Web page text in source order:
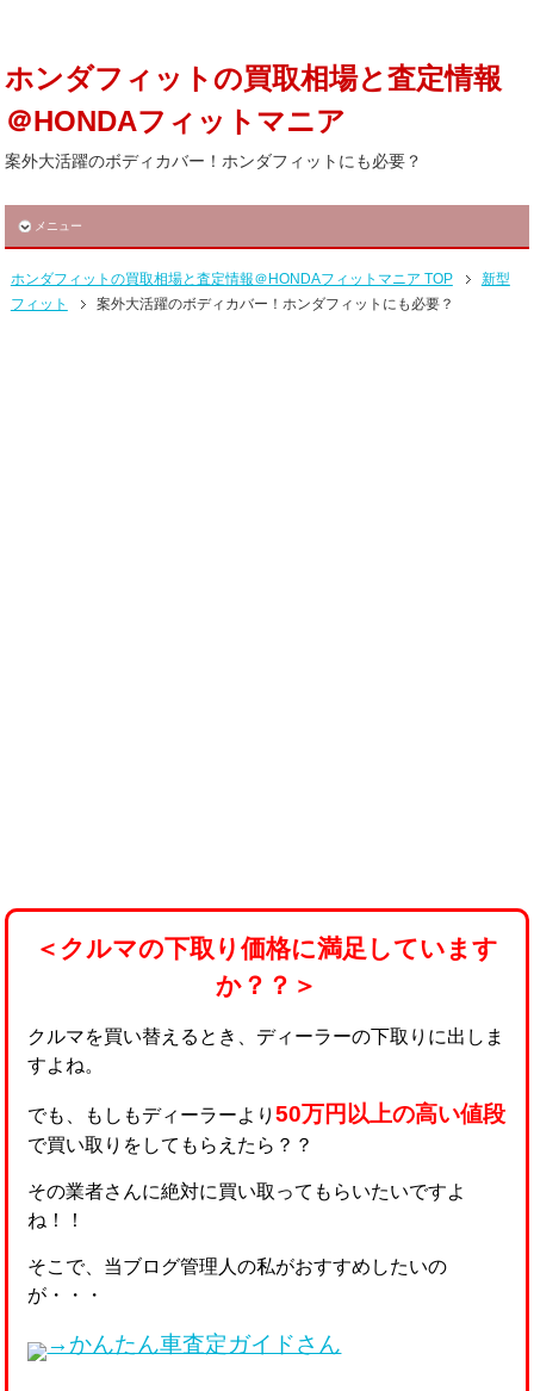
ホンダフィットの買取相場と査定情報
＠HONDAフィットマニア
案外大活躍のボディカバー！ホンダフィットにも必要？
メニュー
ホンダフィットの買取相場と査定情報＠HONDAフィットマニア TOP
新型
フィット
案外大活躍のボディカバー！ホンダフィットにも必要？
＜クルマの下取り価格に満足しています
か？？＞
クルマを買い替えるとき、ディーラーの下取りに出しま
すよね。
でも、もしもディーラーより50万円以上の高い値段
で買い取りをしてもらえたら？？
その業者さんに絶対に買い取ってもらいたいですよ
ね！！
そこで、当ブログ管理人の私がおすすめしたいの
が・・・
→かんたん車査定ガイドさん